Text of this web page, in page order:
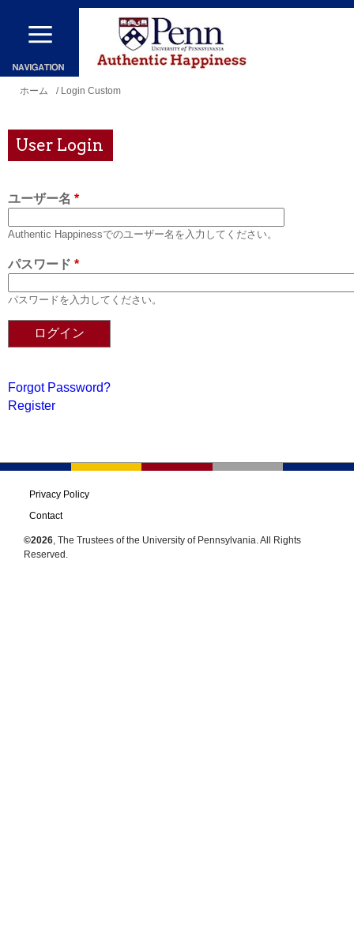
メ
ン
コ
ン
に
移
現
地
ホーム / Login Custom
User Login
ユーザー名 *
Authentic Happinessでのユーザー名を入力してください。
パスワード *
パスワードを入力してください。
Forgot Password?
Register
Privacy Policy
Contact
©2026, The Trustees of the University of Pennsylvania. All Rights
Reserved.